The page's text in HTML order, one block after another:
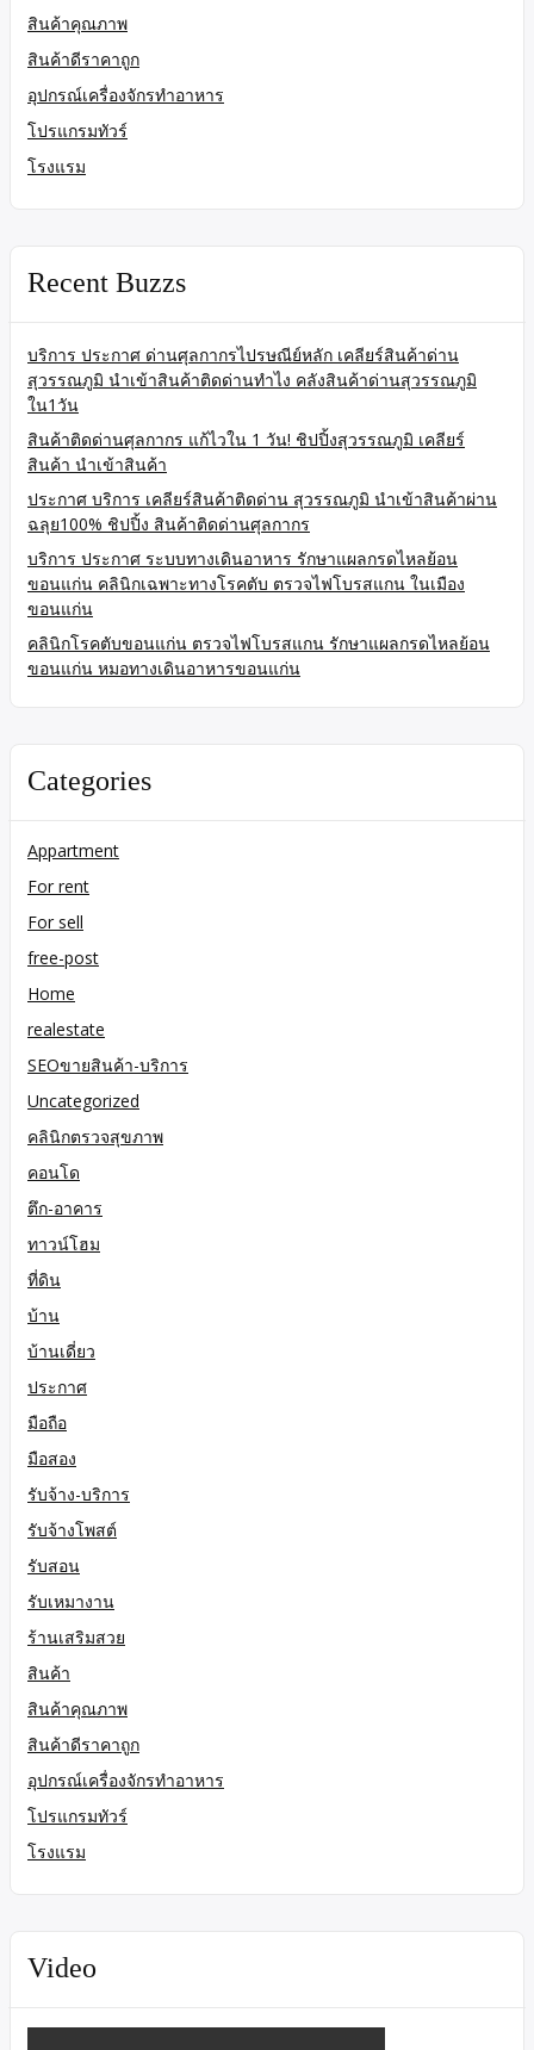
สินค้าคุณภาพ
สินค้าดีราคาถูก
อุปกรณ์เครื่องจักรทำอาหาร
โปรแกรมทัวร์
โรงแรม
Recent Buzzs
บริการ ประกาศ ด่านศุลกากรไปรษณีย์หลัก เคลียร์สินค้าด่าน
สุวรรณภูมิ นำเข้าสินค้าติดด่านทำไง คลังสินค้าด่านสุวรรณภูมิ
ใน1วัน
สินค้าติดด่านศุลกากร แก้ไวใน 1 วัน! ชิปปิ้งสุวรรณภูมิ เคลียร์
สินค้า นำเข้าสินค้า
ประกาศ บริการ เคลียร์สินค้าติดด่าน สุวรรณภูมิ นำเข้าสินค้าผ่าน
ฉลุย100% ชิปปิ้ง สินค้าติดด่านศุลกากร
บริการ ประกาศ ระบบทางเดินอาหาร รักษาแผลกรดไหลย้อน
ขอนแก่น คลินิกเฉพาะทางโรคตับ ตรวจไฟโบรสแกน ในเมือง
ขอนแก่น
คลินิกโรคตับขอนแก่น ตรวจไฟโบรสแกน รักษาแผลกรดไหลย้อน
ขอนแก่น หมอทางเดินอาหารขอนแก่น
Categories
Appartment
For rent
For sell
free-post
Home
realestate
SEOขายสินค้า-บริการ
Uncategorized
คลินิกตรวจสุขภาพ
คอนโด
ตึก-อาคาร
ทาวน์โฮม
ที่ดิน
บ้าน
บ้านเดี่ยว
ประกาศ
มือถือ
มือสอง
รับจ้าง-บริการ
รับจ้างโพสต์
รับสอน
รับเหมางาน
ร้านเสริมสวย
สินค้า
สินค้าคุณภาพ
สินค้าดีราคาถูก
อุปกรณ์เครื่องจักรทำอาหาร
โปรแกรมทัวร์
โรงแรม
Video